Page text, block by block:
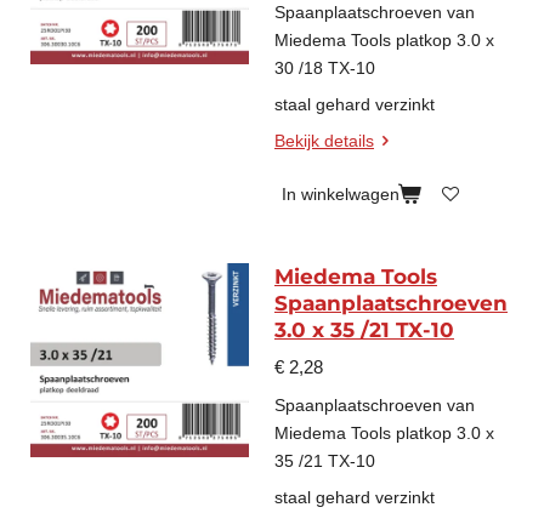
Spaanplaatschroeven van
Miedema Tools platkop 3.0 x
30 /18 TX-10
staal gehard verzinkt
Bekijk details
In winkelwagen
Miedema Tools
Spaanplaatschroeven
3.0 x 35 /21 TX-10
€ 2,28
Spaanplaatschroeven van
Miedema Tools platkop 3.0 x
35 /21 TX-10
staal gehard verzinkt